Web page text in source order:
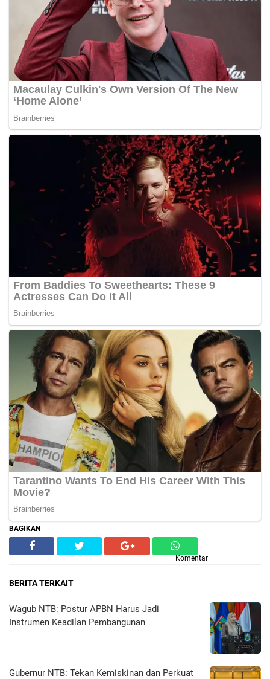
BAGIKAN
Komentar
BERITA TERKAIT
Wagub NTB: Postur APBN Harus Jadi
Instrumen Keadilan Pembangunan
Gubernur NTB: Tekan Kemiskinan dan Perkuat